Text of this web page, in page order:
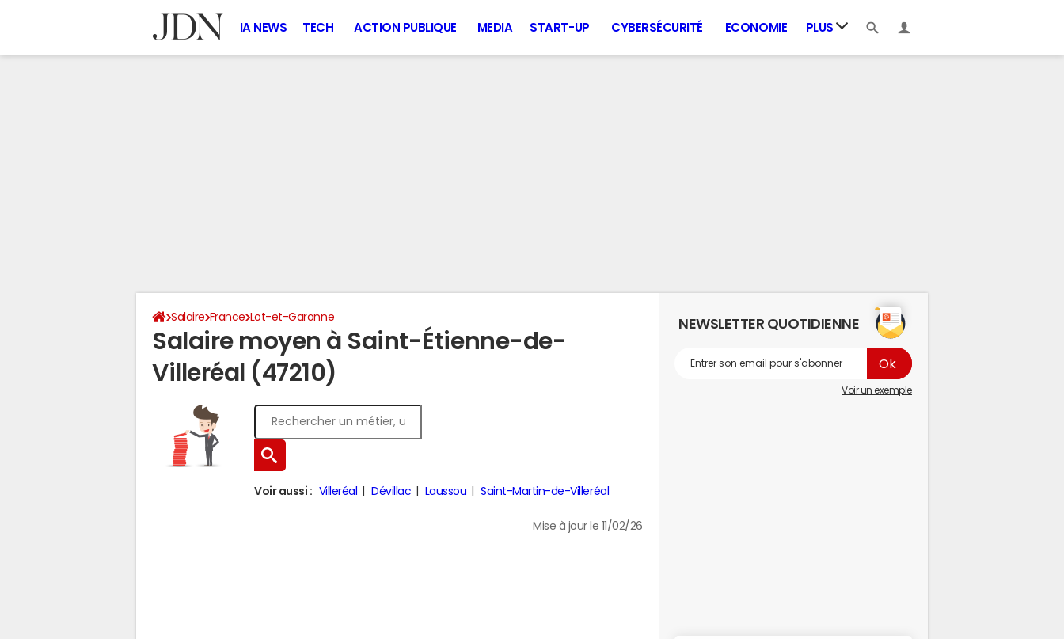
IA NEWS TECH ACTION PUBLIQUE MEDIA START-UP CYBERSÉCURITÉ ECONOMIE PLUS
Salaire France Lot-et-Garonne
Salaire moyen à Saint-Étienne-de-
Villeréal (47210)
Voir aussi : Villeréal Dévillac Laussou Saint-Martin-de-Villeréal
Mise à jour le 11/02/26
NEWSLETTER QUOTIDIENNE
Voir un exemple